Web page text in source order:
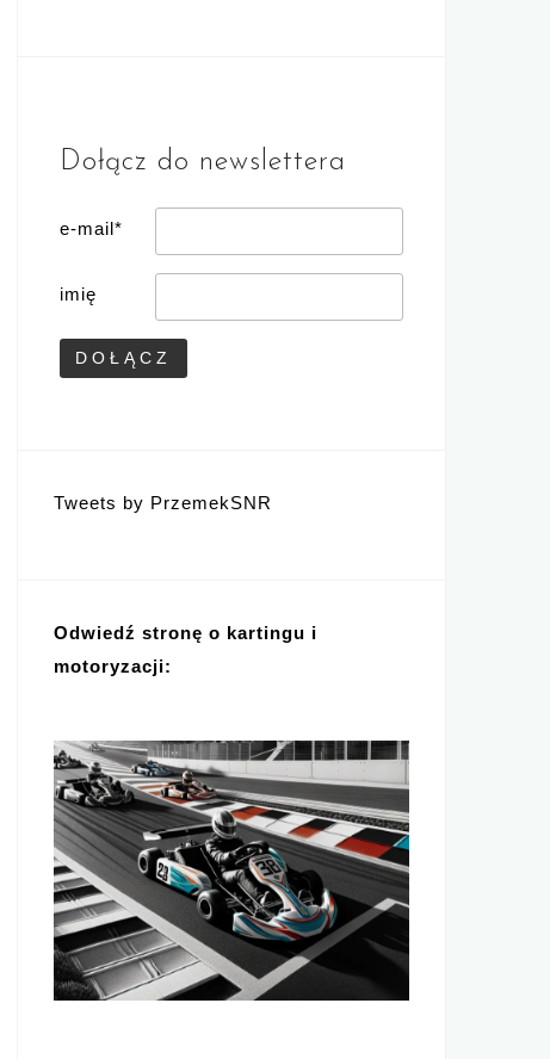
Dołącz do newslettera
e-mail*
imię
Tweets by PrzemekSNR
Odwiedź stronę o kartingu i
motoryzacji: